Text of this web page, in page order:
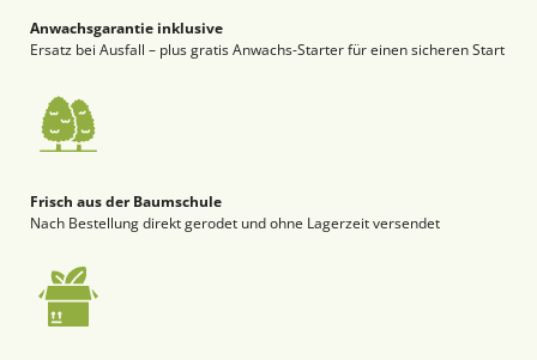
Anwachsgarantie inklusive
Ersatz bei Ausfall – plus gratis Anwachs-Starter für einen sicheren Start
Frisch aus der Baumschule
Nach Bestellung direkt gerodet und ohne Lagerzeit versendet